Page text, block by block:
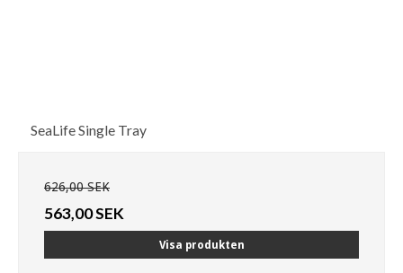
SeaLife Single Tray
626,00 SEK
563,00 SEK
Visa produkten